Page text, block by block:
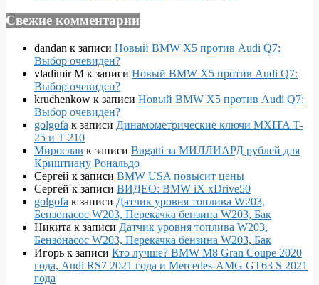
Свежие комментарии
dandan к записи Новый BMW X5 против Audi Q7:
Выбор очевиден?
vladimir M к записи Новый BMW X5 против Audi Q7:
Выбор очевиден?
kruchenkow к записи Новый BMW X5 против Audi Q7:
Выбор очевиден?
golgofa к записи Динамометрические ключи MXITA T-
25 и T-210
Мирослав к записи Bugatti за МИЛЛИАРД рублей для
Криштиану Рональдо
Сергей к записи BMW USA повысит цены
Сергей к записи ВИДЕО: BMW iX xDrive50
golgofa к записи Датчик уровня топлива W203,
Бензонасос W203, Перекачка бензина W203, Бак
Никита к записи Датчик уровня топлива W203,
Бензонасос W203, Перекачка бензина W203, Бак
Игорь к записи Кто лучше? BMW M8 Gran Coupe 2020
года, Audi RS7 2021 года и Mercedes-AMG GT63 S 2021
года